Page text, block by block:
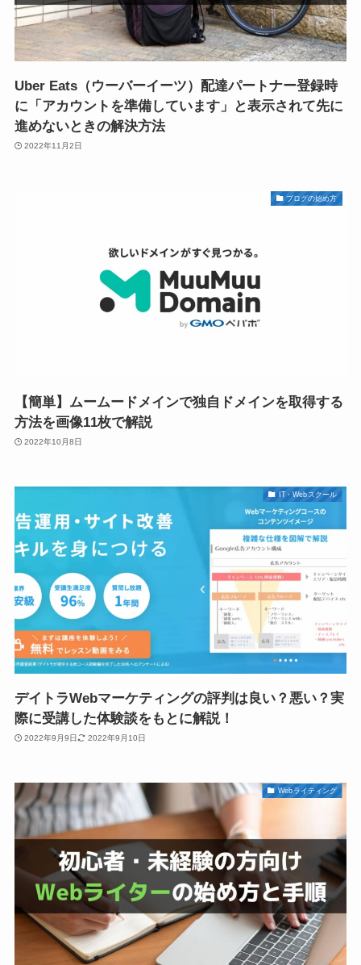
Uber Eats（ウーバーイーツ）配達パートナー登録時
に「アカウントを準備しています」と表示されて先に
進めないときの解決方法
2022年11月2日
ブログの始め方
【簡単】ムームードメインで独自ドメインを取得する
方法を画像11枚で解説
2022年10月8日
IT・Webスクール
デイトラWebマーケティングの評判は良い？悪い？実
際に受講した体験談をもとに解説！
2022年9月9日 2022年9月10日
Webライティング